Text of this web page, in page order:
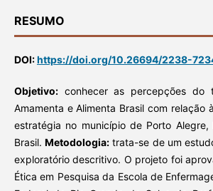
RESUMO
DOI:https://doi.org/10.26694/2238-
Objetivo:conhecer as percepções do
Amamenta e Alimenta Brasil com relação
estratégia no município de Porto Alegre,
Brasil.Metodologia: trata-se de um
exploratório descritivo. O projeto foi
Ética em Pesquisa da Escola de